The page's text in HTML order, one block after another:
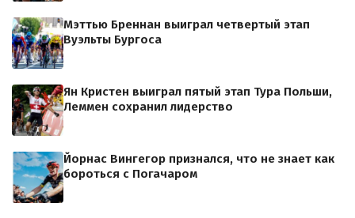
Мэттью Бреннан выиграл четвертый этап
Вуэльты Бургоса
Ян Кристен выиграл пятый этап Тура Польши,
Леммен сохранил лидерство
Йорнас Вингегор признался, что не знает как
бороться с Погачаром